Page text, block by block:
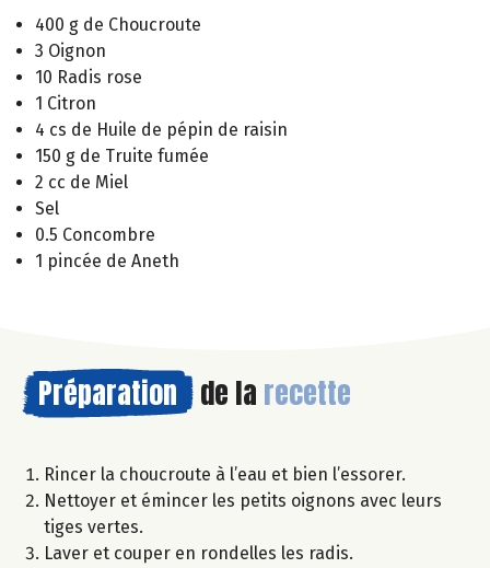
400 g de Choucroute
3 Oignon
10 Radis rose
1 Citron
4 cs de Huile de pépin de raisin
150 g de Truite fumée
2 cc de Miel
Sel
0.5 Concombre
1 pincée de Aneth
Préparation de la recette
Rincer la choucroute à l’eau et bien l’essorer.
Nettoyer et émincer les petits oignons avec leurs
tiges vertes.
Laver et couper en rondelles les radis.